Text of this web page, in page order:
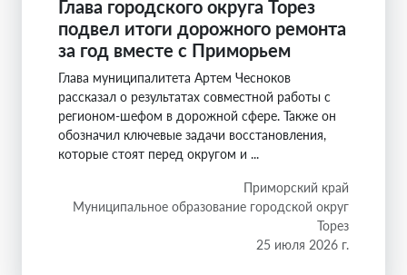
Глава городского округа Торез
подвел итоги дорожного ремонта
за год вместе с Приморьем
Глава муниципалитета Артем Чесноков
рассказал о результатах совместной работы с
регионом-шефом в дорожной сфере. Также он
обозначил ключевые задачи восстановления,
которые стоят перед округом и ...
Приморский край
Муниципальное образование городской округ
Торез
25 июля 2026 г.